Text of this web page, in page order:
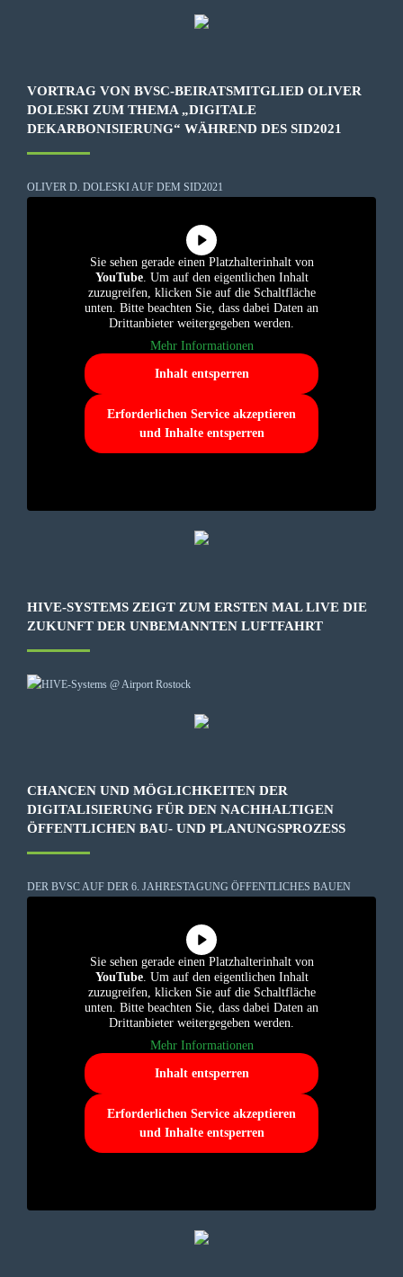
VORTRAG VON BVSC-BEIRATSMITGLIED OLIVER
DOLESKI ZUM THEMA „DIGITALE
DEKARBONISIERUNG“ WÄHREND DES SID2021
OLIVER D. DOLESKI AUF DEM SID2021
Sie sehen gerade einen Platzhalterinhalt von
YouTube. Um auf den eigentlichen Inhalt
zuzugreifen, klicken Sie auf die Schaltfläche
unten. Bitte beachten Sie, dass dabei Daten an
Drittanbieter weitergegeben werden.
Mehr Informationen
Inhalt entsperren
Erforderlichen Service akzeptieren
und Inhalte entsperren
HIVE-SYSTEMS ZEIGT ZUM ERSTEN MAL LIVE DIE
ZUKUNFT DER UNBEMANNTEN LUFTFAHRT
CHANCEN UND MÖGLICHKEITEN DER
DIGITALISIERUNG FÜR DEN NACHHALTIGEN
ÖFFENTLICHEN BAU- UND PLANUNGSPROZESS
DER BVSC AUF DER 6. JAHRESTAGUNG ÖFFENTLICHES BAUEN
Sie sehen gerade einen Platzhalterinhalt von
YouTube. Um auf den eigentlichen Inhalt
zuzugreifen, klicken Sie auf die Schaltfläche
unten. Bitte beachten Sie, dass dabei Daten an
Drittanbieter weitergegeben werden.
Mehr Informationen
Inhalt entsperren
Erforderlichen Service akzeptieren
und Inhalte entsperren